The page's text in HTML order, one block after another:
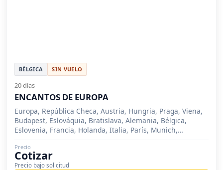
BÉLGICA SIN VUELO
20 días
ENCANTOS DE EUROPA
Europa, República Checa, Austria, Hungria, Praga, Viena,
Budapest, Eslováquia, Bratislava, Alemania, Bélgica,
Eslovenia, Francia, Holanda, Italia, París, Munich,
Dresden, Liubliana, Hannover, Oberammergau, Füssen,
Stuttgart, Ulm, Tubinga, Gante, Estrasburgo
Precio
Cotizar
Precio bajo solicitud